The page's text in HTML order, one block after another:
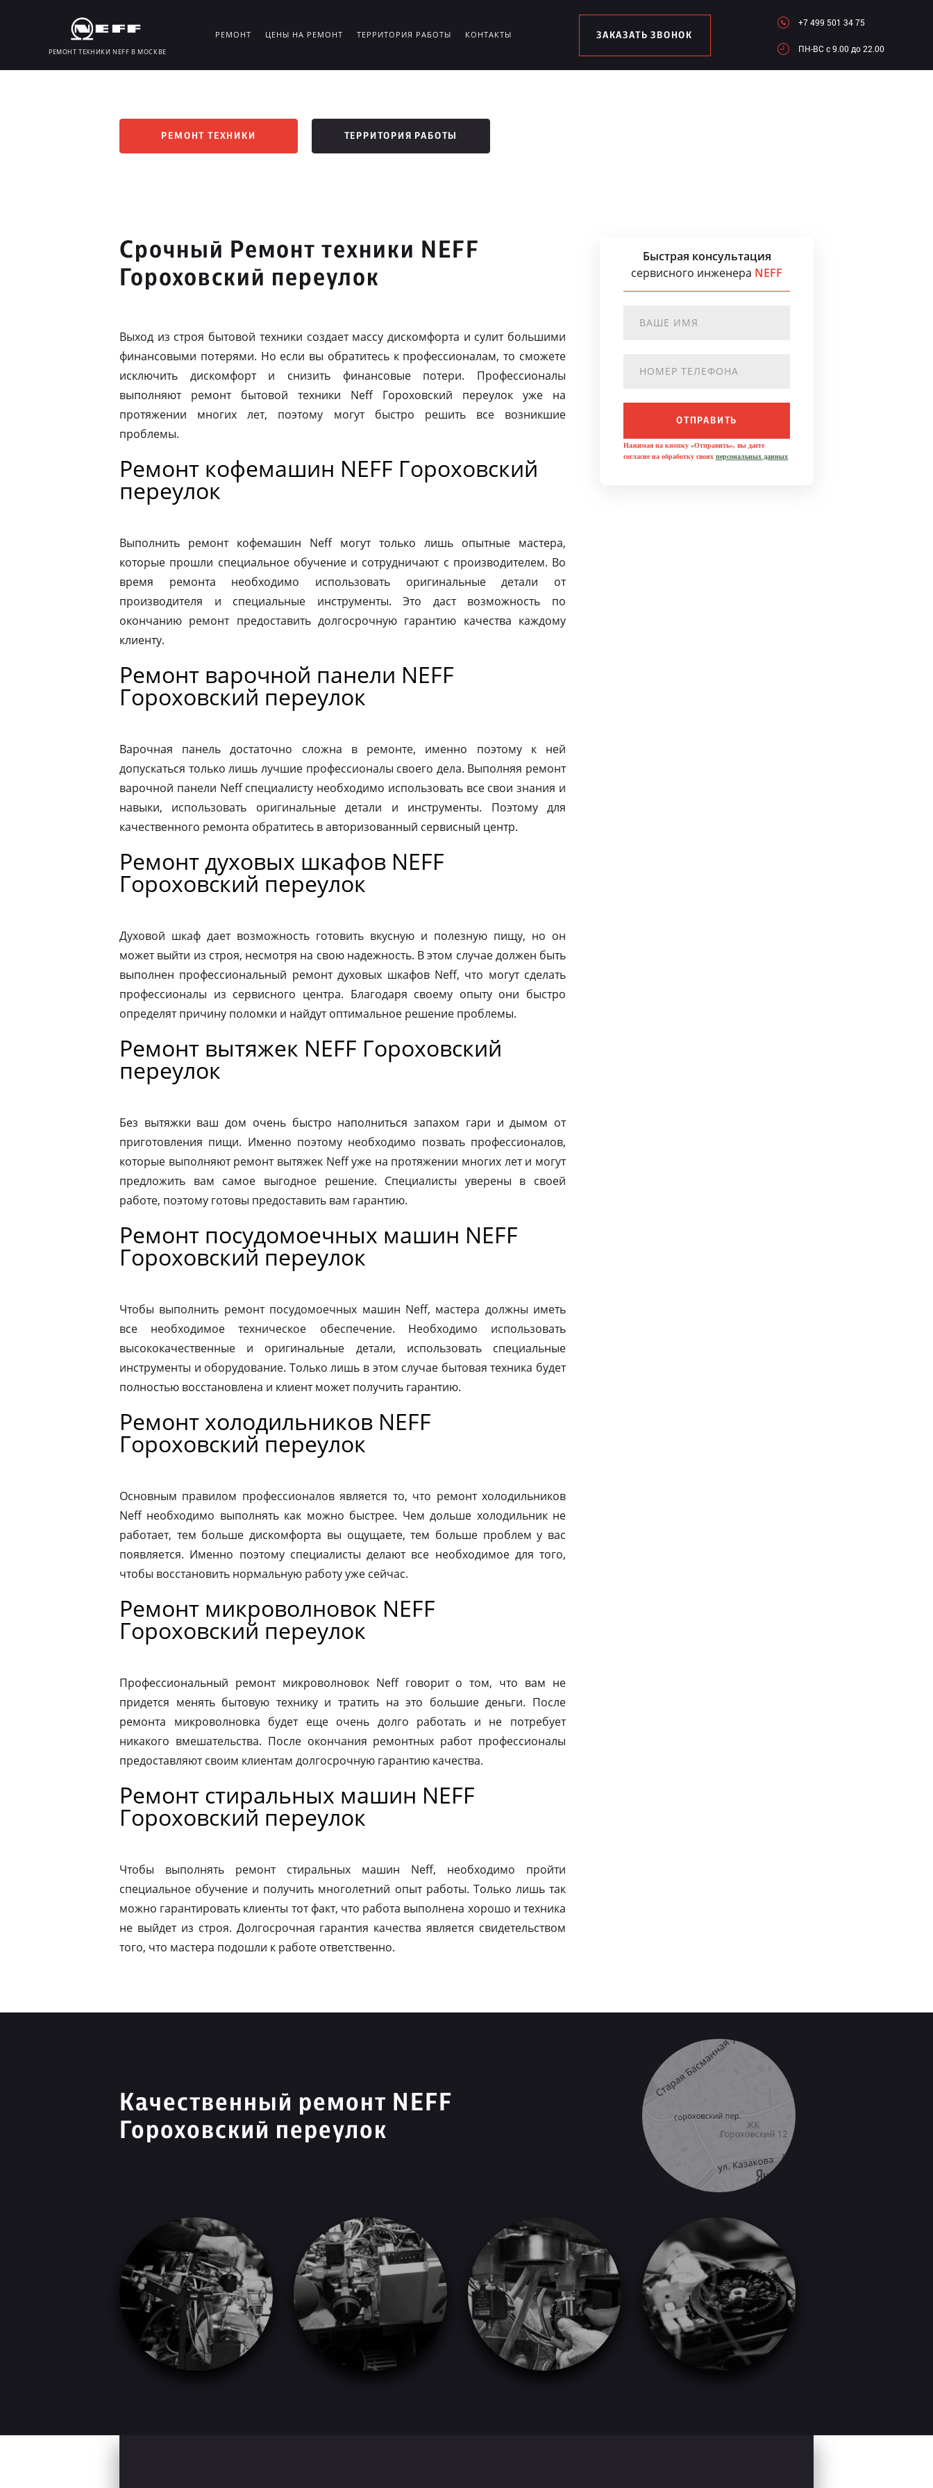
РЕМОНТ ТЕХНИКИ NEFF В МОСКВЕ
РЕМОНТ ЦЕНЫ НА РЕМОНТ ТЕРРИТОРИЯ РАБОТЫ КОНТАКТЫ ЗАКАЗАТЬ ЗВОНОК
+7 499 501 34 75
ПН-ВC c 9.00 до 22.00
РЕМОНТ ТЕХНИКИ ТЕРРИТОРИЯ РАБОТЫ
Срочный Ремонт техники NEFF
Гороховский переулок
Выход из строя бытовой техники создает массу дискомфорта и сулит большими
финансовыми потерями. Но если вы обратитесь к профессионалам, то сможете
исключить дискомфорт и снизить финансовые потери. Профессионалы
выполняют ремонт бытовой техники Neff Гороховский переулок уже на
протяжении многих лет, поэтому могут быстро решить все возникшие
проблемы.
Ремонт кофемашин NEFF Гороховский
переулок
Выполнить ремонт кофемашин Neff могут только лишь опытные мастера,
которые прошли специальное обучение и сотрудничают с производителем. Во
время ремонта необходимо использовать оригинальные детали от
производителя и специальные инструменты. Это даст возможность по
окончанию ремонт предоставить долгосрочную гарантию качества каждому
клиенту.
Ремонт варочной панели NEFF
Гороховский переулок
Варочная панель достаточно сложна в ремонте, именно поэтому к ней
допускаться только лишь лучшие профессионалы своего дела. Выполняя ремонт
варочной панели Neff специалисту необходимо использовать все свои знания и
навыки, использовать оригинальные детали и инструменты. Поэтому для
качественного ремонта обратитесь в авторизованный сервисный центр.
Ремонт духовых шкафов NEFF
Гороховский переулок
Духовой шкаф дает возможность готовить вкусную и полезную пищу, но он
может выйти из строя, несмотря на свою надежность. В этом случае должен быть
выполнен профессиональный ремонт духовых шкафов Neff, что могут сделать
профессионалы из сервисного центра. Благодаря своему опыту они быстро
определят причину поломки и найдут оптимальное решение проблемы.
Ремонт вытяжек NEFF Гороховский
переулок
Без вытяжки ваш дом очень быстро наполниться запахом гари и дымом от
приготовления пищи. Именно поэтому необходимо позвать профессионалов,
которые выполняют ремонт вытяжек Neff уже на протяжении многих лет и могут
предложить вам самое выгодное решение. Специалисты уверены в своей
работе, поэтому готовы предоставить вам гарантию.
Ремонт посудомоечных машин NEFF
Гороховский переулок
Чтобы выполнить ремонт посудомоечных машин Neff, мастера должны иметь
все необходимое техническое обеспечение. Необходимо использовать
высококачественные и оригинальные детали, использовать специальные
инструменты и оборудование. Только лишь в этом случае бытовая техника будет
полностью восстановлена и клиент может получить гарантию.
Ремонт холодильников NEFF
Гороховский переулок
Основным правилом профессионалов является то, что ремонт холодильников
Neff необходимо выполнять как можно быстрее. Чем дольше холодильник не
работает, тем больше дискомфорта вы ощущаете, тем больше проблем у вас
появляется. Именно поэтому специалисты делают все необходимое для того,
чтобы восстановить нормальную работу уже сейчас.
Ремонт микроволновок NEFF
Гороховский переулок
Профессиональный ремонт микроволновок Neff говорит о том, что вам не
придется менять бытовую технику и тратить на это большие деньги. После
ремонта микроволновка будет еще очень долго работать и не потребует
никакого вмешательства. После окончания ремонтных работ профессионалы
предоставляют своим клиентам долгосрочную гарантию качества.
Ремонт стиральных машин NEFF
Гороховский переулок
Чтобы выполнять ремонт стиральных машин Neff, необходимо пройти
специальное обучение и получить многолетний опыт работы. Только лишь так
можно гарантировать клиенты тот факт, что работа выполнена хорошо и техника
не выйдет из строя. Долгосрочная гарантия качества является свидетельством
того, что мастера подошли к работе ответственно.
Быстрая консультация
сервисного инженера NEFF
ОТПРАВИТЬ
Нажимая на кнопку «Отправить», вы даете
согласие на обработку своих персональных данных
Качественный ремонт NEFF
Гороховский переулок